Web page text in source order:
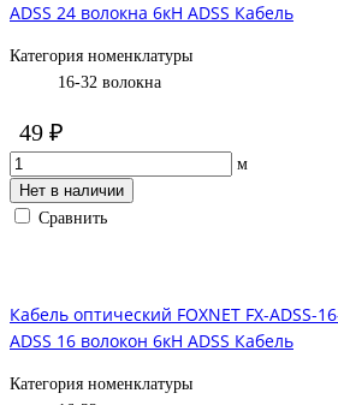
ADSS 24 волокна 6кН ADSS Кабель
Категория номенклатуры
16-32 волокна
49 ₽
м
Нет в наличии
Сравнить
Кабель оптический FOXNET FX-ADSS-
ADSS 16 волокон 6кН ADSS Кабель
Категория номенклатуры